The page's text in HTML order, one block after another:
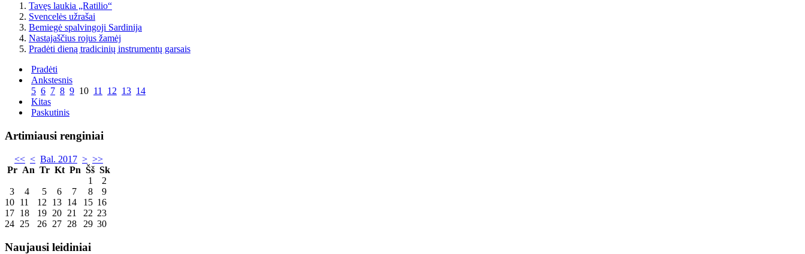
Tavęs laukia „Ratilio“
Svencelės užrašai
Bemiegė spalvingoji Sardinija
Nastajaščius rojus žamėj
Pradėti dieną tradicinių instrumentų garsais
Pradėti
Ankstesnis
5 6 7 8 9 10 11 12 13 14
Kitas
Paskutinis
Artimiausi renginiai
<< < Bal. 2017 > >>
Pr An Tr Kt Pn Šš Sk
1
2
3
4 5 6 7 8
9
10 11 12 13 14 15 16
17 18 19 20 21 22 23
24 25 26 27 28 29 30
Naujausi leidiniai